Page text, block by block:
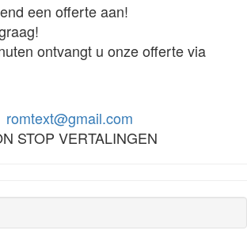
een offerte aan!
ontvangt u onze offerte via
romtext@gmail.com
STOP VERTALINGEN